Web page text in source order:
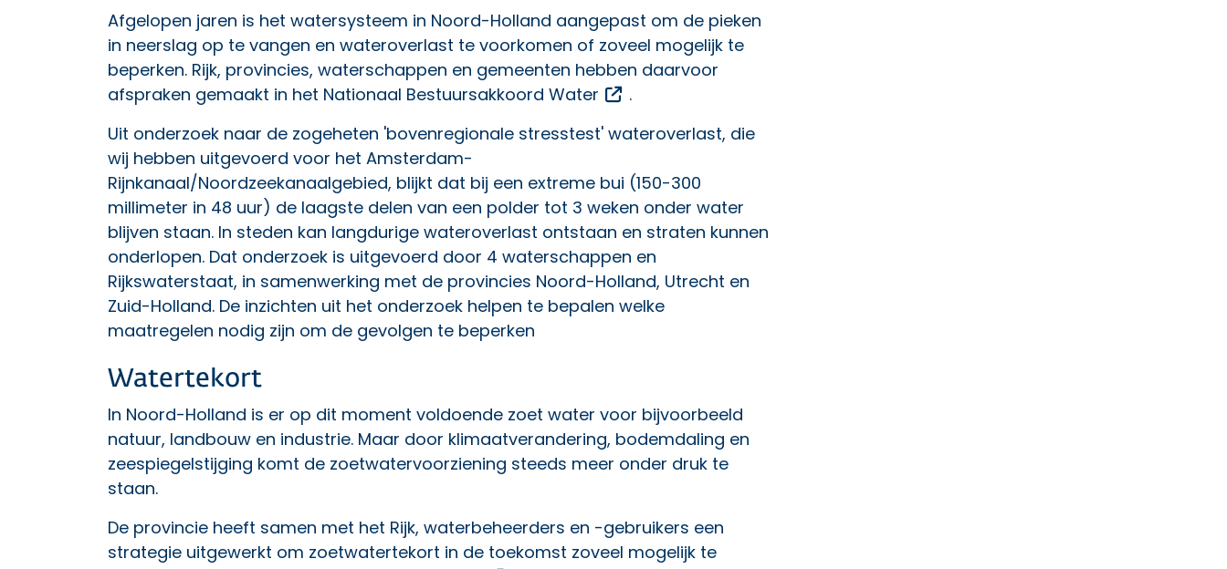
Afgelopen jaren is het watersysteem in Noord-Holland aangepast om de pieken
in neerslag op te vangen en wateroverlast te voorkomen of zoveel mogelijk te
beperken. Rijk, provincies, waterschappen en gemeenten hebben daarvoor
afspraken gemaakt in het Nationaal Bestuursakkoord Water Opent een externe link
.
Uit onderzoek naar de zogeheten 'bovenregionale stresstest' wateroverlast, die
wij hebben uitgevoerd voor het Amsterdam-
Rijnkanaal/Noordzeekanaalgebied, blijkt dat bij een extreme bui (150-300
millimeter in 48 uur) de laagste delen van een polder tot 3 weken onder water
blijven staan. In steden kan langdurige wateroverlast ontstaan en straten kunnen
onderlopen. Dat onderzoek is uitgevoerd door 4 waterschappen en
Rijkswaterstaat, in samenwerking met de provincies Noord-Holland, Utrecht en
Zuid-Holland. De inzichten uit het onderzoek helpen te bepalen welke
maatregelen nodig zijn om de gevolgen te beperken
Watertekort
In Noord-Holland is er op dit moment voldoende zoet water voor bijvoorbeeld
natuur, landbouw en industrie. Maar door klimaatverandering, bodemdaling en
zeespiegelstijging komt de zoetwatervoorziening steeds meer onder druk te
staan.
De provincie heeft samen met het Rijk, waterbeheerders en -gebruikers een
strategie uitgewerkt om zoetwatertekort in de toekomst zoveel mogelijk te